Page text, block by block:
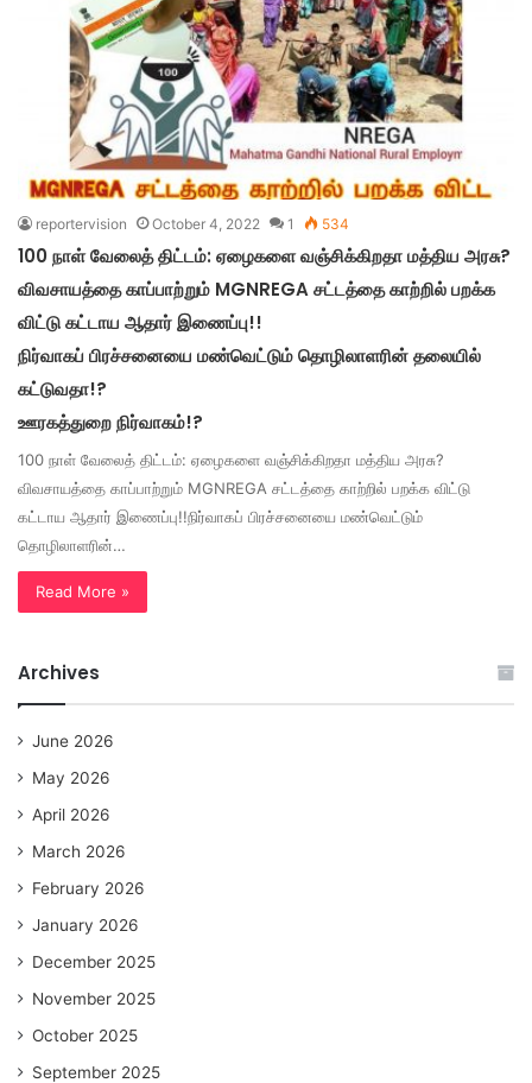
reportervision October 4, 2022 1 534
100 நாள் வேலைத் திட்டம்: ஏழைகளை வஞ்சிக்கிறதா மத்திய அரசு?
விவசாயத்தை காப்பாற்றும் MGNREGA சட்டத்தை காற்றில் பறக்க
விட்டு கட்டாய ஆதார் இணைப்பு!!
நிர்வாகப் பிரச்சனையை மண்வெட்டும் தொழிலாளரின் தலையில்
கட்டுவதா!?
ஊரகத்துறை நிர்வாகம்!?
100 நாள் வேலைத் திட்டம்: ஏழைகளை வஞ்சிக்கிறதா மத்திய அரசு?
விவசாயத்தை காப்பாற்றும் MGNREGA சட்டத்தை காற்றில் பறக்க விட்டு
கட்டாய ஆதார் இணைப்பு!!நிர்வாகப் பிரச்சனையை மண்வெட்டும்
தொழிலாளரின்…
Read More »
Archives
June 2026
May 2026
April 2026
March 2026
February 2026
January 2026
December 2025
November 2025
October 2025
September 2025